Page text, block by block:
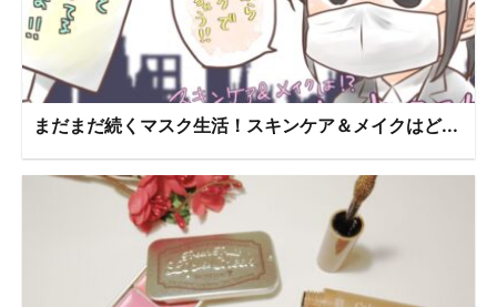
まだまだ続くマスク生活！スキンケア＆メイクはど...